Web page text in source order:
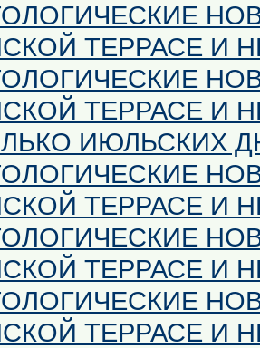
ТЕРРАСЕ И
ТЕРРАСЕ И
ИЮЛЬСКИХ
ТЕРРАСЕ И
ТЕРРАСЕ И
ТЕРРАСЕ И